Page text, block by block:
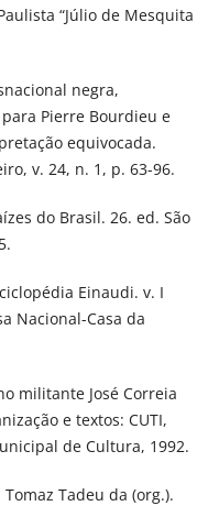
“Júlio de Mesquita
negra,
Pierre Bourdieu e
equivocada.
v. 24, n. 1, p. 63-96.
do Brasil. 26. ed. São
Einaudi. v. I
Nacional-Casa da
militante José Correia
e textos: CUTI,
de Cultura, 1992.
Tomaz Tadeu da (org.).